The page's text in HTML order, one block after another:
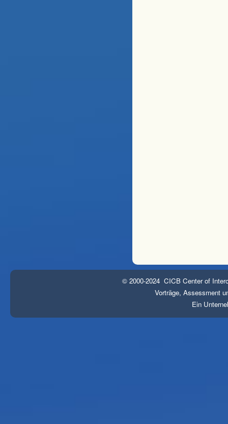
© 2000-2024 CICB Center of
Vorträge, Assessment
Ein